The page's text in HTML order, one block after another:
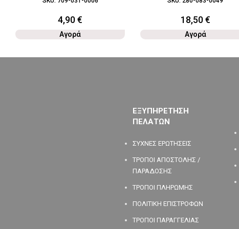
4,90€
Αγορά
18,50€
Αγορά
ΕΞΥΠΗΡΕΤΗΣΗ
ΠΕΛΑΤΩΝ
ΣΥΧΝΕΣ ΕΡΩΤΗΣΕΙΣ
ΤΡΟΠΟΙ ΑΠΟΣΤΟΛΗΣ /
ΠΑΡΑΔΟΣΗΣ
ΤΡΟΠΟΙ ΠΛΗΡΩΜΗΣ
ΠΟΛΙΤΙΚΗ ΕΠΙΣΤΡΟΦΩΝ
ΤΡΟΠΟΙ ΠΑΡΑΓΓΕΛΙΑΣ